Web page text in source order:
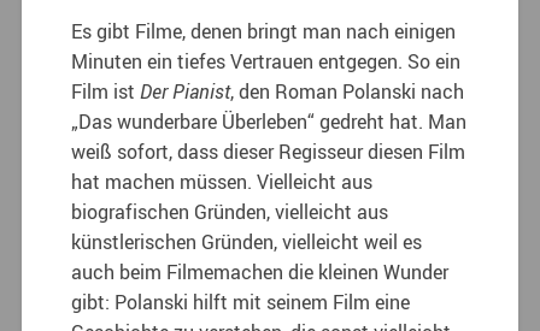
Es gibt Filme, denen bringt man nach einigen
Minuten ein tiefes Vertrauen entgegen. So ein
Film istDer Pianist, den Roman Polanski nach
„Das wunderbare Überleben“ gedreht hat. Man
weiß sofort, dass dieser Regisseur diesen Film
hat machen müssen. Vielleicht aus
biografischen Gründen, vielleicht aus
künstlerischen Gründen, vielleicht weil es
auch beim Filmemachen die kleinen Wunder
gibt: Polanski hilft mit seinem Film eine